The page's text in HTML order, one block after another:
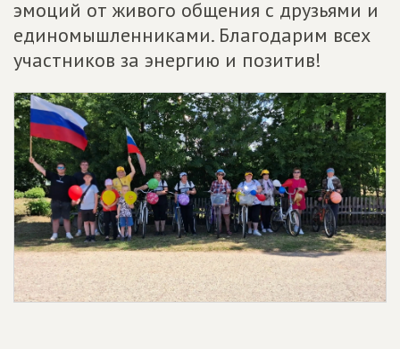
эмоций от живого общения с друзьями и
единомышленниками. Благодарим всех
участников за энергию и позитив!